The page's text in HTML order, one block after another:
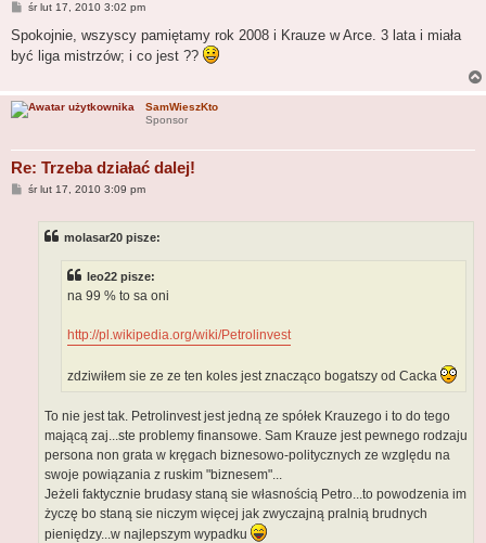
P
s
śr lut 17, 2010 3:02 pm
Spokojnie, wszyscy pamiętamy rok 2008 i Krauze w Arce. 3 lata i miała
być liga mistrzów; i co jest ??
SamWieszKto
Sponsor
Re: Trzeba działać dalej!
Pśr lut 17, 2010 3:09 pm
molasar20 pisze:
leo22 pisze:
na 99 % to sa oni
http://pl.wikipedia.org/wiki/Petrolinvest
zdziwiłem sie ze ze ten koles jest znacząco bogatszy od Cacka
To nie jest tak. Petrolinvest jest jedną ze spółek Krauzego i to do tego
mającą zaj...ste problemy finansowe. Sam Krauze jest pewnego rodzaju
persona non grata w kręgach biznesowo-politycznych ze względu na
swoje powiązania z ruskim "biznesem"...
Jeżeli faktycznie brudasy staną sie własnością Petro...to powodzenia im
życzę bo staną sie niczym więcej jak zwyczajną pralnią brudnych
pieniędzy...w najlepszym wypadku